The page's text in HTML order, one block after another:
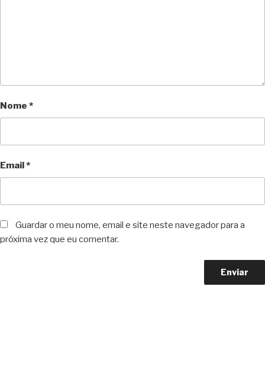
Nome *
Email*
Guardar o meu nome, email e site neste navegador para a
próxima vez que eu comentar.